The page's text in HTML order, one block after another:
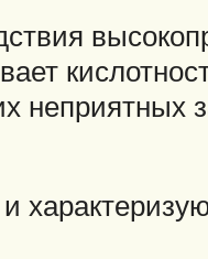
неприятных